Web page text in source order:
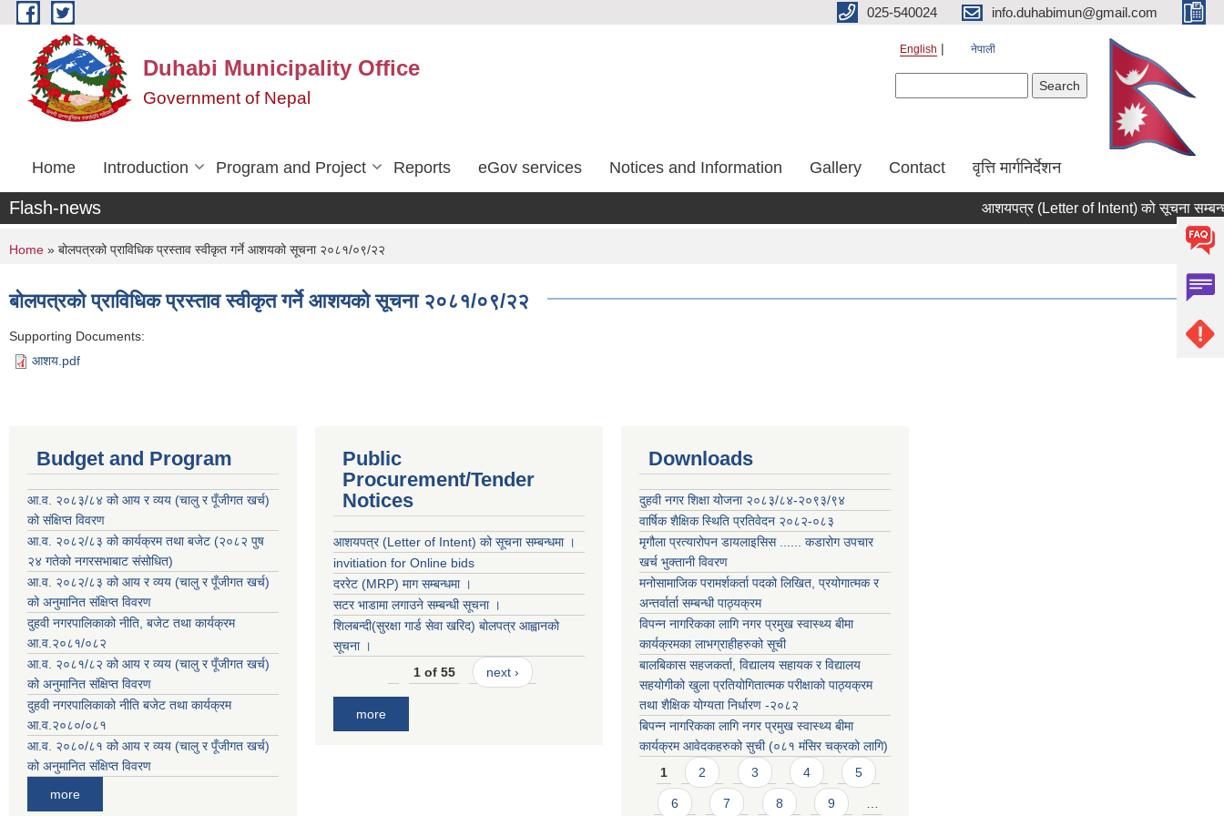
Skip to main content 025-540024 info.duhabimun@gmail.com
Duhabi Municipality Office
Government of Nepal
English नेपाली
Home Introduction Program and Project Reports eGov services Notices and Information Gallery Contact वृत्ति मार्गनिर्देशन
Flash-news आशयपत्र (Letter of Intent) को सूचना
You are here
Home » बोलपत्रको प्राविधिक प्रस्ताव स्वीकृत गर्ने आशयको सूचना २०८१/०९/२२
बोलपत्रको प्राविधिक प्रस्ताव स्वीकृत गर्ने आशयको सूचना २०८१/०९/२२
Supporting Documents:
आशय.pdf
Budget and Program
आ.व. २०८३/८४ को आय र व्यय (चालु र पूँजीगत खर्च)
को संक्षिप्त विवरण
आ.व. २०८२/८३ को कार्यक्रम तथा बजेट (२०८२ पुष
२४ गतेको नगरसभाबाट संसोधित)
आ.व. २०८२/८३ को आय र व्यय (चालु र पूँजीगत खर्च)
को अनुमानित संक्षिप्त विवरण
दुहवी नगरपालिकाको नीति, बजेट तथा कार्यक्रम
आ.व.२०८१/०८२
आ.व. २०८१/८२ को आय र व्यय (चालु र पूँजीगत खर्च)
को अनुमानित संक्षिप्त विवरण
दुहवी नगरपालिकाको नीति बजेट तथा कार्यक्रम
आ.व.२०८०/०८१
आ.व. २०८०/८१ को आय र व्यय (चालु र पूँजीगत खर्च)
को अनुमानित संक्षिप्त विवरण
more
Public
Procurement/Tender
Notices
आशयपत्र (Letter of Intent) को सूचना सम्बन्धमा ।
invitiation for Online bids
दररेट (MRP) माग सम्बन्धमा ।
सटर भाडामा लगाउने सम्बन्धी सूचना ।
शिलबन्दी(सुरक्षा गार्ड सेवा खरिद) बोलपत्र आह्वानको
सूचना ।
1 of 55
next ›
more
Downloads
दुहवी नगर शिक्षा योजना २०८३/८४-२०९३/९४
वार्षिक शैक्षिक स्थिति प्रतिवेदन २०८२-०८३
मृगौला प्रत्यारोपन डायलाइसिस ...... कडारोग उपचार
खर्च भुक्तानी विवरण
मनोसामाजिक परामर्शकर्ता पदको लिखित, प्रयोगात्मक र
अन्तर्वार्ता सम्बन्धी पाठ्यक्रम
विपन्न नागरिकका लागि नगर प्रमुख स्वास्थ्य बीमा
कार्यक्रमका लाभग्राहीहरुको सूची
बालबिकास सहजकर्ता, विद्यालय सहायक र विद्यालय
सहयोगीको खुला प्रतियोगितात्मक परीक्षाको पाठ्यक्रम
तथा शैक्षिक योग्यता निर्धारण -२०८२
बिपन्न नागरिकका लागि नगर प्रमुख स्वास्थ्य बीमा
कार्यक्रम आवेदकहरुको सुची (०८१ मंसिर चक्रको लागि)
Pages
1 2 3 4 5
6 7 8 9